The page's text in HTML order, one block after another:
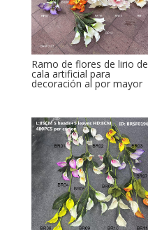
Ramo de flores de lirio de
cala artificial para
decoración al por mayor